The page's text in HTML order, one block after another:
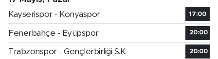
Kayserispor - Konyaspor
17:00
Fenerbahçe - Eyüpspor 20:00
Trabzonspor - Gençlerbirliği S.K. 20:00